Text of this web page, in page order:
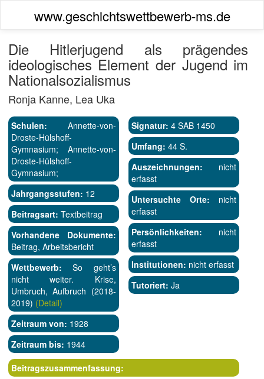
www.geschichtswettbewerb-ms.de
Die Hitlerjugend als prägendes
ideologisches Element der Jugend im
Nationalsozialismus
Ronja Kanne, Lea Uka
Schulen: Annette-von-
Droste-Hülshoff-
Gymnasium; Annette-von-
Droste-Hülshoff-
Gymnasium;
Jahrgangsstufen: 12
Beitragsart: Textbeitrag
Vorhandene Dokumente:
Beitrag, Arbeitsbericht
Wettbewerb: So geht’s
nicht weiter. Krise,
Umbruch, Aufbruch (2018-
2019) (Detail)
Zeitraum von: 1928
Zeitraum bis: 1944
Signatur: 4 SAB 1450
Umfang: 44 S.
Auszeichnungen: nicht
erfasst
Untersuchte Orte: nicht
erfasst
Persönlichkeiten: nicht
erfasst
Institutionen: nicht erfasst
Tutoriert: Ja
Beitragszusammenfassung: